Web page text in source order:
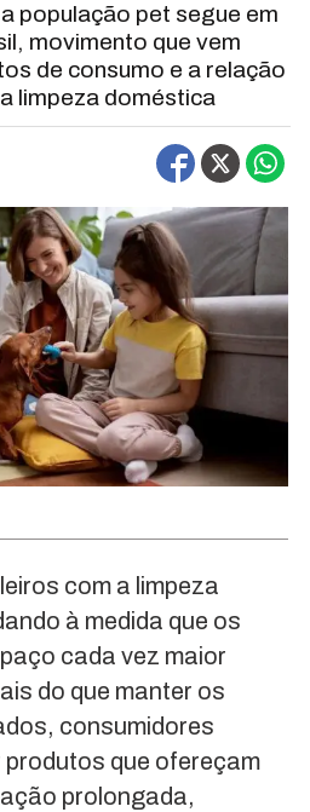
população pet segue em
movimento que vem
de consumo e a relação
limpeza doméstica
com a limpeza
à medida que os
cada vez maior
do que manter os
consumidores
que ofereçam
prolongada,